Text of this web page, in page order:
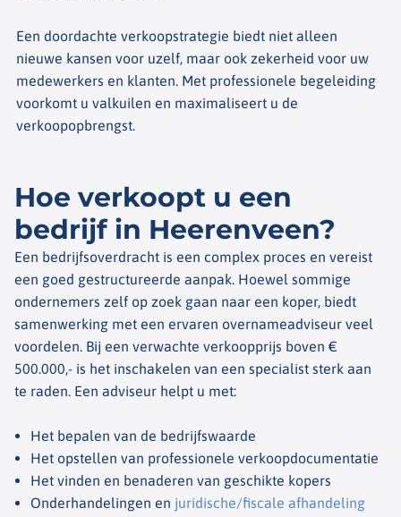
Een doordachte verkoopstrategie biedt niet alleen
nieuwe kansen voor uzelf, maar ook zekerheid voor uw
medewerkers en klanten. Met professionele begeleiding
voorkomt u valkuilen en maximaliseert u de
verkoopopbrengst.
Hoe verkoopt u een
bedrijf in Heerenveen?
Een bedrijfsoverdracht is een complex proces en vereist
een goed gestructureerde aanpak. Hoewel sommige
ondernemers zelf op zoek gaan naar een koper, biedt
samenwerking met een ervaren overnameadviseur veel
voordelen. Bij een verwachte verkoopprijs boven €
500.000,- is het inschakelen van een specialist sterk aan
te raden. Een adviseur helpt u met:
Het bepalen van de bedrijfswaarde
Het opstellen van professionele verkoopdocumentatie
Het vinden en benaderen van geschikte kopers
Onderhandelingen en juridische/fiscale afhandeling